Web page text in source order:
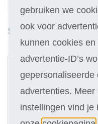
Studieduur: 12
Cursus
799
1
gebruiken we
ook voor
kunnen cookies
advertentie-ID’s
gepersonaliseerde
advertenties.
instellingen vind je